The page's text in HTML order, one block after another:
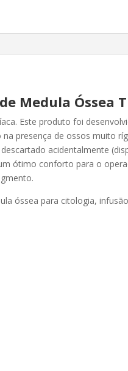
Medula Óssea
Este produto foi
presença de ossos muito
acidentalmente
ótimo conforto para o
óssea para citologia,